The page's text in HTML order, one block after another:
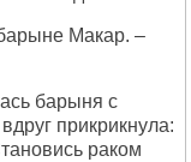
Макар. –
барыня с
прикрикнула:
раком